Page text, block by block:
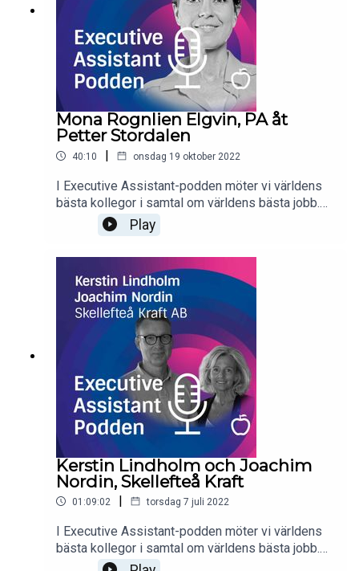
Mona Rognlien Elgvin, PA åt
Petter Stordalen
40:10 | onsdag 19 oktober 2022
I Executive Assistant-podden möter vi världens
bästa kollegor i samtal om världens bästa jobb.
Idag: Mona Rognlien Elgvin, PA åt Petter
Stordalen på Strawberry.Mona berättar om
omskrivna affärspersonligheter, den unika
situation som pandemin innebar för en
företagsgrupp med basen i hotellverksamhet –
och hur hon själv gjort assistentrollen till
"sin".Executive Assistant-podden produceras
av Företagsuniversitetet tillsammans med
nätverket IMA - International Management
Assistants, rekryteringsföretaget Inhouse, röst-
och ljudproducenterna Online Voices samt Nordic
Choice Hotels.
Play
Kerstin Lindholm och Joachim
Nordin, Skellefteå Kraft
01:09:02 | torsdag 7 juli 2022
I Executive Assistant-podden möter vi världens
bästa kollegor i samtal om världens bästa jobb.
Idag: Kerstin Lindholm och Joachim Nordin på